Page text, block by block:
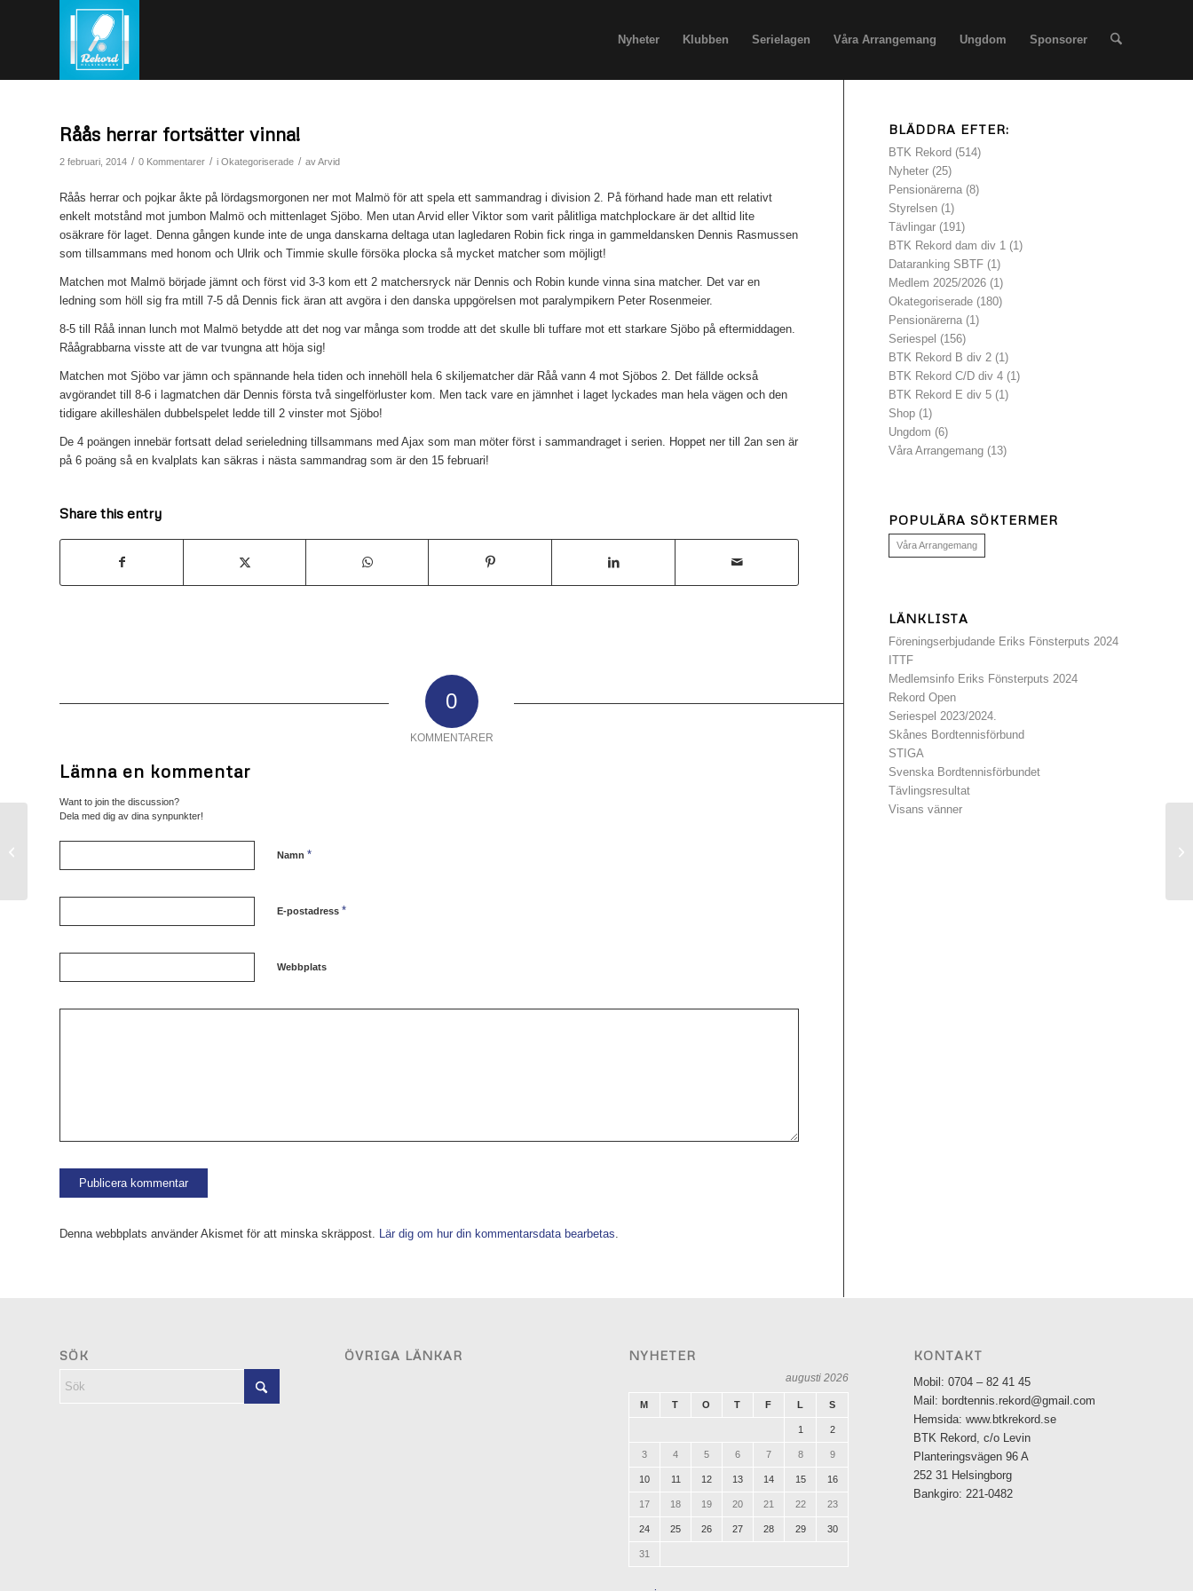
Nyheter Klubben Serielagen Våra Arrangemang Ungdom Sponsorer
Råås herrar fortsätter vinna!
2 februari, 2014 / 0 Kommentarer / i Okategoriserade / avArvid
Råås herrar och pojkar åkte på lördagsmorgonen ner mot Malmö för att spela ett sammandrag i division 2. På förhand hade man ett relativt
enkelt motstånd mot jumbon Malmö och mittenlaget Sjöbo. Men utan Arvid eller Viktor som varit pålitliga matchplockare är det alltid lite
osäkrare för laget. Denna gången kunde inte de unga danskarna deltaga utan lagledaren Robin fick ringa in gammeldansken Dennis Rasmussen
som tillsammans med honom och Ulrik och Timmie skulle försöka plocka så mycket matcher som möjligt!
Matchen mot Malmö började jämnt och först vid 3-3 kom ett 2 matchersryck när Dennis och Robin kunde vinna sina matcher. Det var en
ledning som höll sig fra mtill 7-5 då Dennis fick äran att avgöra i den danska uppgörelsen mot paralympikern Peter Rosenmeier.
8-5 till Råå innan lunch mot Malmö betydde att det nog var många som trodde att det skulle bli tuffare mot ett starkare Sjöbo på eftermiddagen.
Råågrabbarna visste att de var tvungna att höja sig!
Matchen mot Sjöbo var jämn och spännande hela tiden och innehöll hela 6 skiljematcher där Råå vann 4 mot Sjöbos 2. Det fällde också
avgörandet till 8-6 i lagmatchen där Dennis första två singelförluster kom. Men tack vare en jämnhet i laget lyckades man hela vägen och den
tidigare akilleshälen dubbelspelet ledde till 2 vinster mot Sjöbo!
De 4 poängen innebär fortsatt delad serieledning tillsammans med Ajax som man möter först i sammandraget i serien. Hoppet ner till 2an sen är
på 6 poäng så en kvalplats kan säkras i nästa sammandrag som är den 15 februari!
Share this entry
0
KOMMENTARER
Lämna en kommentar
Want to join the discussion?
Dela med dig av dina synpunkter!
Namn *
E-postadress *
Webbplats
Denna webbplats använder Akismet för att minska skräppost. Lär dig om hur din kommentarsdata bearbetas.
BLÄDDRA EFTER:
BTK Rekord (514)
Nyheter (25)
Pensionärerna (8)
Styrelsen (1)
Tävlingar (191)
BTK Rekord dam div 1 (1)
Dataranking SBTF (1)
Medlem 2025/2026 (1)
Okategoriserade (180)
Pensionärerna (1)
Seriespel (156)
BTK Rekord B div 2 (1)
BTK Rekord C/D div 4 (1)
BTK Rekord E div 5 (1)
Shop (1)
Ungdom (6)
Våra Arrangemang (13)
POPULÄRA SÖKTERMER
Våra Arrangemang
LÄNKLISTA
Föreningserbjudande Eriks Fönsterputs 2024
ITTF
Medlemsinfo Eriks Fönsterputs 2024
Rekord Open
Seriespel 2023/2024.
Skånes Bordtennisförbund
STIGA
Svenska Bordtennisförbundet
Tävlingsresultat
Visans vänner
SÖK ÖVRIGA LÄNKAR NYHETER
augusti 2026
M T O T F L S
1 2
3 4 5 6 7 8 9
10 11 12 13 14 15 16
17 18 19 20 21 22 23
24 25 26 27 28 29 30
31
KONTAKT
Mobil: 0704 – 82 41 45
Mail: bordtennis.rekord@gmail.com
Hemsida: www.btkrekord.se
BTK Rekord, c/o Levin
Planteringsvägen 96 A
252 31 Helsingborg
Bankgiro: 221-0482